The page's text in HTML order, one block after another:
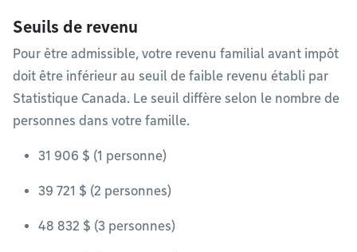
Seuils de revenu
Pour être admissible, votre revenu familial avant impôt
doit être inférieur au seuil de faible revenu établi par
Statistique Canada. Le seuil diffère selon le nombre de
personnes dans votre famille.
31 906 $ (1 personne)
39 721 $ (2 personnes)
48 832 $ (3 personnes)